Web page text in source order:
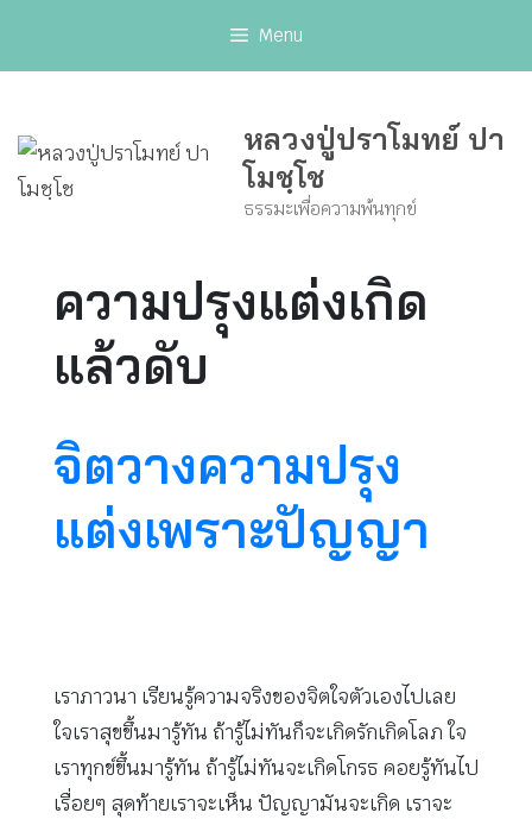
Menu
หลวงปู่ปราโมทย์ ปา
โมชฺโช
ธรรมะเพื่อความพ้นทุกข์
ความปรุงแต่งเกิด
แล้วดับ
จิตวางความปรุง
แต่งเพราะปัญญา
เราภาวนา เรียนรู้ความจริงของจิตใจตัวเองไปเลย
ใจเราสุขขึ้นมารู้ทัน ถ้ารู้ไม่ทันก็จะเกิดรักเกิดโลภ ใจ
เราทุกข์ขึ้นมารู้ทัน ถ้ารู้ไม่ทันจะเกิดโกรธ คอยรู้ทันไป
เรื่อยๆ สุดท้ายเราจะเห็น ปัญญามันจะเกิด เราจะ